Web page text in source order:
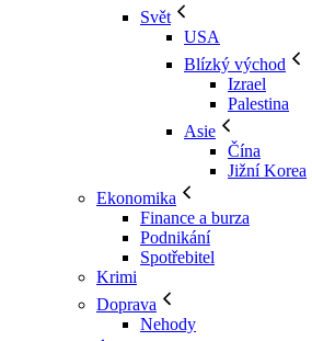
Svět
USA
Blízký východ
Izrael
Palestina
Asie
Čína
Jižní Korea
Ekonomika
Finance a burza
Podnikání
Spotřebitel
Krimi
Doprava
Nehody